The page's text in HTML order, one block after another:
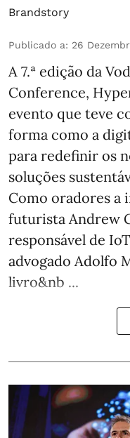
Brandstory
Publicado a: 26
A 7.ª edição da
Conference,
evento que teve
forma como a
para redefinir os
soluções
Como oradores a
futurista Andrew
responsável de
advogado Adolfo
livro&nb ...